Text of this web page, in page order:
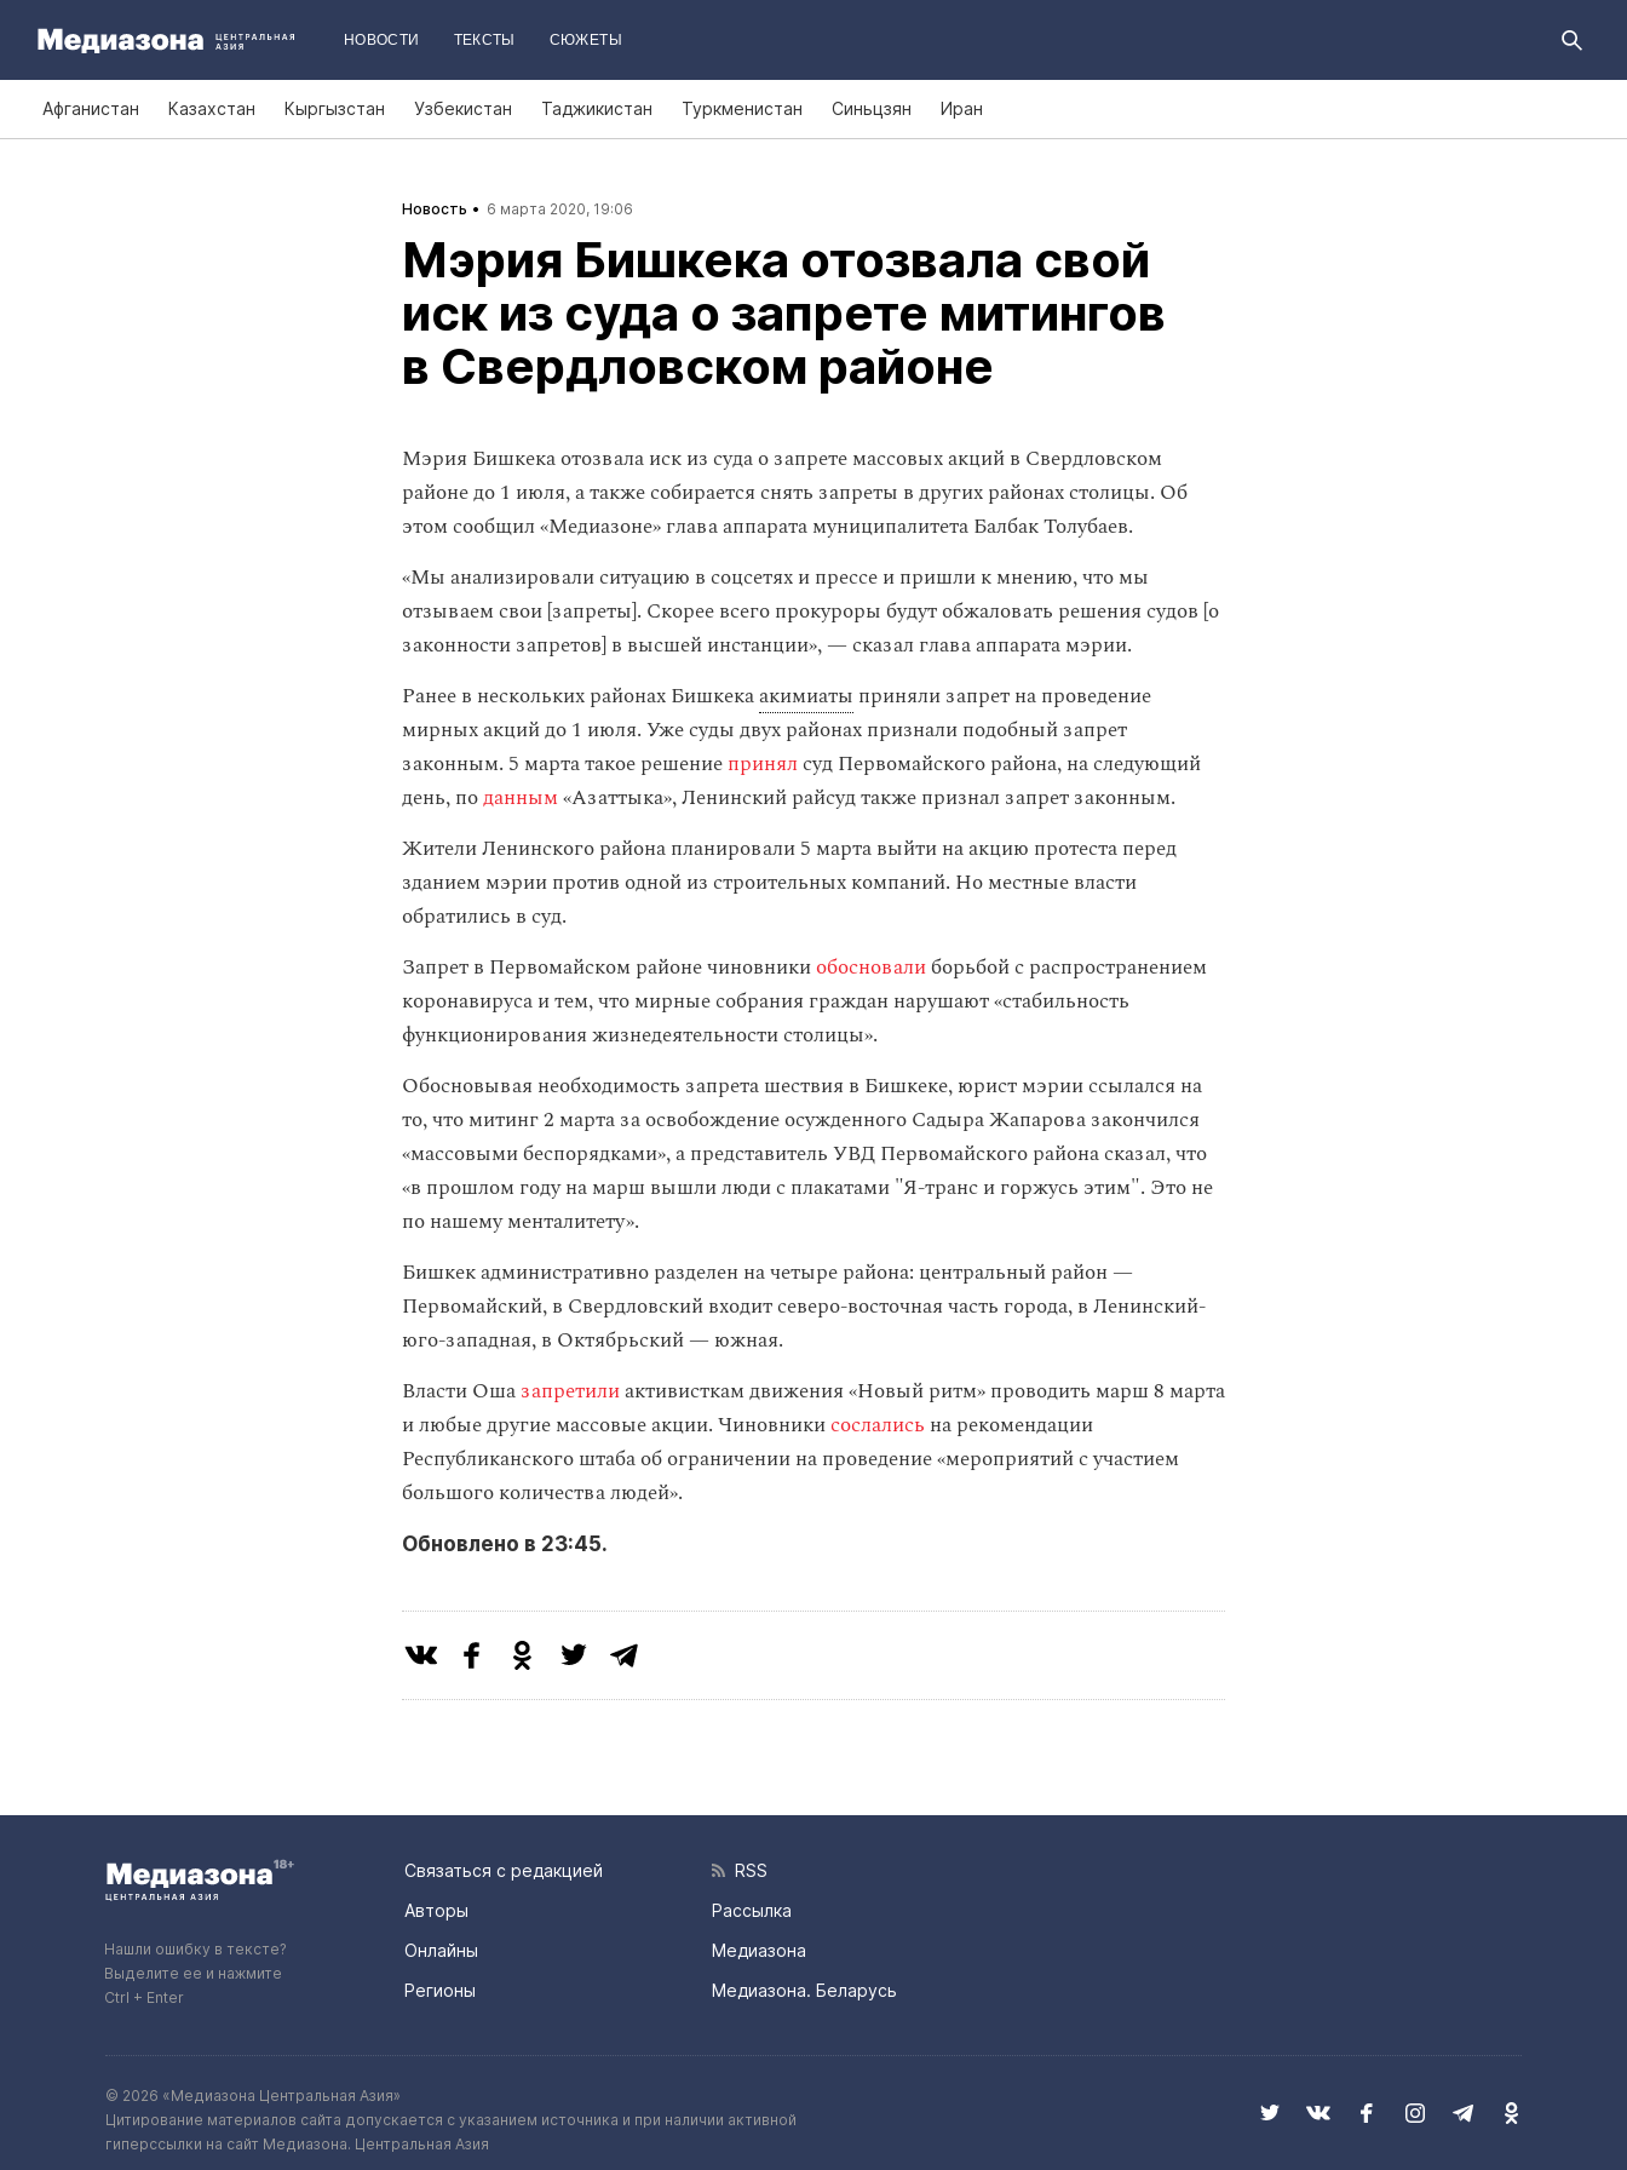
НОВОСТИ ТЕКСТЫ СЮЖЕТЫ
Афганистан Казахстан Кыргызстан Узбекистан Таджикистан Туркменистан Синьцзян Иран
Новость 6 марта 2020, 19:06
Мэрия Бишкека отозвала свой
иск из суда о запрете митингов
в Свердловском районе
Мэрия Бишкека отозвала иск из суда о запрете массовых акций в Свердловском
районе до 1 июля, а также собирается снять запреты в других районах столицы. Об
этом сообщил «Медиазоне» глава аппарата муниципалитета Балбак Толубаев.
«Мы анализировали ситуацию в соцсетях и прессе и пришли к мнению, что мы
отзываем свои [запреты]. Скорее всего прокуроры будут обжаловать решения судов [о
законности запретов] в высшей инстанции», — сказал глава аппарата мэрии.
Ранее в нескольких районах Бишкекаакимиаты приняли запрет на проведение
мирных акций до 1 июля. Уже суды двух районах признали подобный запрет
законным. 5 марта такое решениепринялсуд Первомайского района, на следующий
день, поданным«Азаттыка», Ленинский райсуд также признал запрет законным.
Жители Ленинского района планировали 5 марта выйти на акцию протеста перед
зданием мэрии против одной из строительных компаний. Но местные власти
обратились в суд.
Запрет в Первомайском районе чиновникиобосновалиборьбой с распространением
коронавируса и тем, что мирные собрания граждан нарушают «стабильность
функционирования жизнедеятельности столицы».
Обосновывая необходимость запрета шествия в Бишкеке, юрист мэрии ссылался на
то, что митинг 2 марта за освобождение осужденного Садыра Жапарова закончился
«массовыми беспорядками», а представитель УВД Первомайского района сказал, что
«в прошлом году на марш вышли люди с плакатами "Я-транс и горжусь этим". Это не
по нашему менталитету».
Бишкек административно разделен на четыре района: центральный район —
Первомайский, в Свердловский входит северо-восточная часть города, в Ленинский-
юго-западная, в Октябрьский — южная.
Власти Ошазапретилиактивисткам движения «Новый ритм» проводить марш 8 марта
и любые другие массовые акции. Чиновникисослались на рекомендации
Республиканского штаба об ограничении на проведение «мероприятий с участием
большого количества людей».
Обновлено в 23:45.
Нашли ошибку в тексте?
Выделите ее и нажмите
Ctrl + Enter
Связаться с редакцией
Авторы
Онлайны
Регионы
RSS
Рассылка
Медиазона
Медиазона. Беларусь
© 2026 «Медиазона Центральная Азия»
Цитирование материалов сайта допускается с указанием источника и при наличии активной
гиперссылки на сайт Медиазона. Центральная Азия